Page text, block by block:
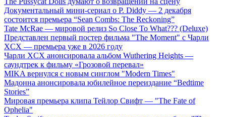
Документальный мини-сериал о P. Diddy — 2 декабря
состоится премьера “Sean Combs: The Reckoning”
Tate McRae — мировой релиз So Close To What??? (Deluxe)
Представлен первый постер фильма "The Moment" с Чарли
XCX — премьера уже в 2026 году
Чарли XCX анонсировала альбом Wuthering Heights —
саундтрек к фильму «Грозовой перевал»
MIKA вернулся с новым синглом "Modern Times"
Мадонна анонсировала юбилейное переиздание “Bedtime
Stories”
Мировая премьера клипа Тейлор Свифт — "The Fate of
Ophelia"